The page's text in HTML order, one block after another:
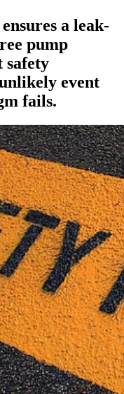
a leak-
pump
safety
event
fails.